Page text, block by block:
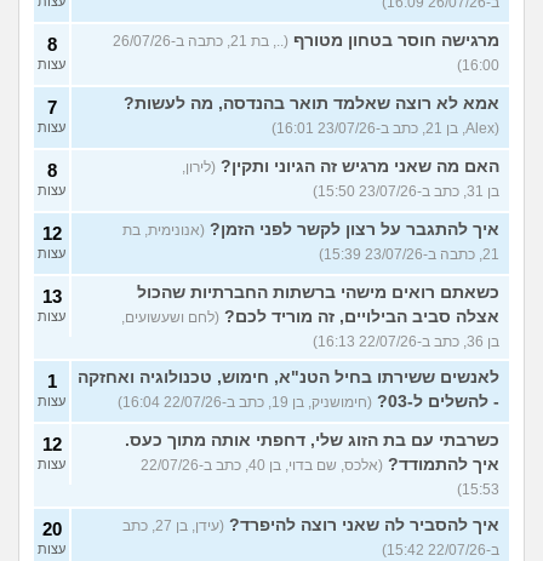
מרגישה חוסר בטחון מטורף
(.., בת 21, כתבה ב-26/07/26
16:00)
8
עצות
אמא לא רוצה שאלמד תואר בהנדסה, מה לעשות?
(Alex, בן 21, כתב ב-23/07/26 16:01)
7
עצות
האם מה שאני מרגיש זה הגיוני ותקין? (לירון,
בן 31, כתב ב-23/07/26 15:50)
8
עצות
איך להתגבר על רצון לקשר לפני הזמן? (אנונימית, בת
21, כתבה ב-23/07/26 15:39)
12
עצות
כשאתם רואים מישהי ברשתות החברתיות שהכול
אצלה סביב הבילויים, זה מוריד לכם? (לחם ושעשועים,
בן 36, כתב ב-22/07/26 16:13)
13
עצות
לאנשים ששירתו בחיל הטנ"א, חימוש, טכנולוגיה ואחזקה
- להשלים ל-03?
(חימושניק, בן 19, כתב ב-22/07/26 16:04)
1
עצות
כשרבתי עם בת הזוג שלי, דחפתי אותה מתוך כעס.
איך להתמודד?
(אלכס, שם בדוי, בן 40, כתב ב-22/07/26
15:53)
12
עצות
איך להסביר לה שאני רוצה להיפרד?
(עידן, בן 27, כתב
ב-22/07/26 15:42)
20
עצות